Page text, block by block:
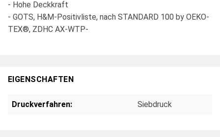
- Hohe Deckkraft
- GOTS, H&M-Positivliste, nach STANDARD 100 by OEKO-
TEX®, ZDHC AX-WTP-
EIGENSCHAFTEN
Druckverfahren: Siebdruck